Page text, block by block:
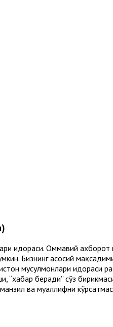
идораси. Оммавий ахборот
Бизнинг асосий
мусулмонлари идораси
“хабар беради” сўз
ва муаллифни